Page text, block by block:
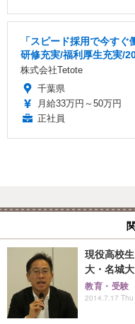
「スピード採用で今す
研修充実/福利厚生充実/
株式会社Tetote
千葉県
月給33万円～50万円
正社員
現役高校
大・名城
教育・受験
2014.7.17